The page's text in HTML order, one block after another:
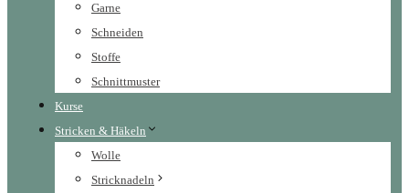
Garne
Schneiden
Stoffe
Schnittmuster
Kurse
Stricken & Häkeln
Wolle
Stricknadeln